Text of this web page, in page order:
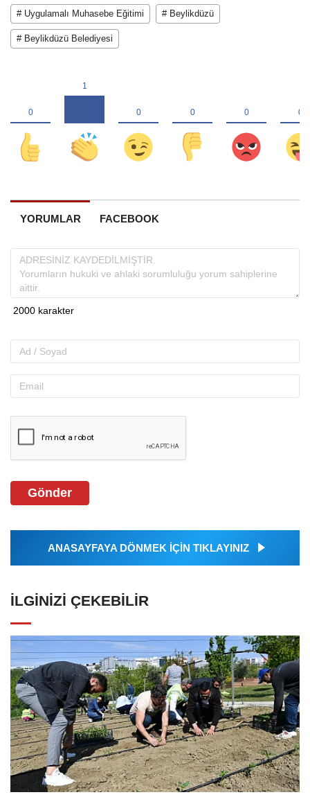
# Uygulamalı Muhasebe Eğitimi # Beylikdüzü
# Beylikdüzü Belediyesi
YORUMLAR FACEBOOK
Gönder
ANASAYFAYA DÖNMEK İÇİN TIKLAYINIZ
İLGINIZI ÇEKEBILIR